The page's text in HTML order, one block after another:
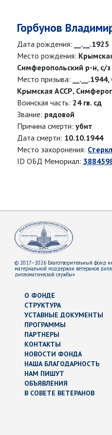
Горбунов
Дата рождения:
__.__.1925
Место рождения:
Симферопольский р-н, с/
Место призыва:
Крымская АССР,
Воинская часть: 24 гв. сд
Звание: рядовой
Причина смерти: убит
Дата смерти: 10.10.1944
Место захоронения:
ID ОБД Мемориал:
© 2017–2026 Благотворительный фонд
материальной поддержки ветеранов
дипломатической службы»
О ФОНДЕ
СТРУКТУРА
УСТАВНЫЕ ДОКУМЕНТЫ
ПРОГРАММЫ
ПАРТНЕРЫ
КОНТАКТЫ
НОВОСТИ ФОНДА
НАША БЛАГОДАРНОСТЬ
НАМ ПИШУТ
ОБЪЯВЛЕНИЯ
В СОВЕТЕ ВЕТЕРАНОВ